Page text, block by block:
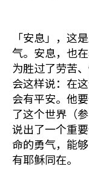
「安息」，这
气。安息，也
为胜过了劳苦
会这样说：在
会有平安。他
了这个世界（
说出了一个重
命的勇气，能
有耶稣同在。